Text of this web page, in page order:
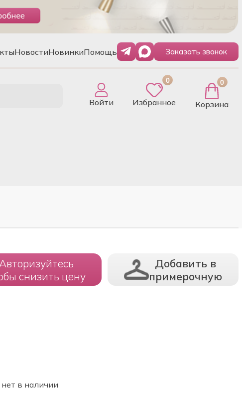
НовостиНовинкиПомощь Заказать звонок
Войти
0
Избранное
0
Корзина
Авторизуйтесь
снизить цену
Добавить в
примерочную
в наличии